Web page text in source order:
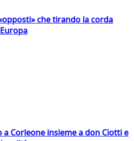
che tirando la corda
a Corleone insieme a don Ciotti e